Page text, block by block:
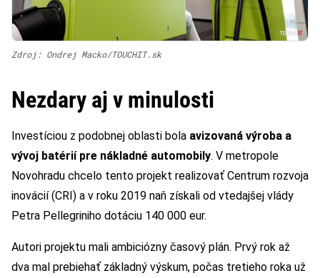
Zdroj: Ondrej Macko/TOUCHIT.sk
Nezdary aj v minulosti
Investíciou z podobnej oblasti bola avizovaná výroba a
vývoj batérií pre nákladné automobily. V metropole
Novohradu chcelo tento projekt realizovať Centrum rozvoja
inovácií (CRI) a v roku 2019 naň získali od vtedajšej vlády
Petra Pellegriniho dotáciu 140 000 eur.
Autori projektu mali ambiciózny časový plán. Prvý rok až
dva mal prebiehať základný výskum, počas tretieho roka už